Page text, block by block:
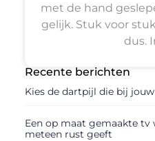
Recente berichten
Kies de dartpijl die bij
Een op maat gemaakte tv
meteen rust geeft
met de hand
gelijk. Stuk voor
dus.